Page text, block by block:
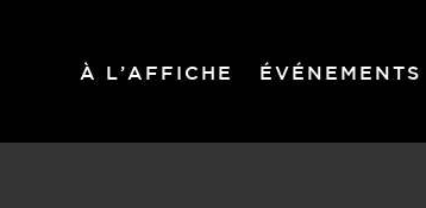
À L’AFFICHE ÉVÉNEMENTS